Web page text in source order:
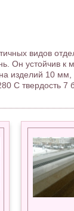
видов
Он устойчив
изделий 10
С твердость 7